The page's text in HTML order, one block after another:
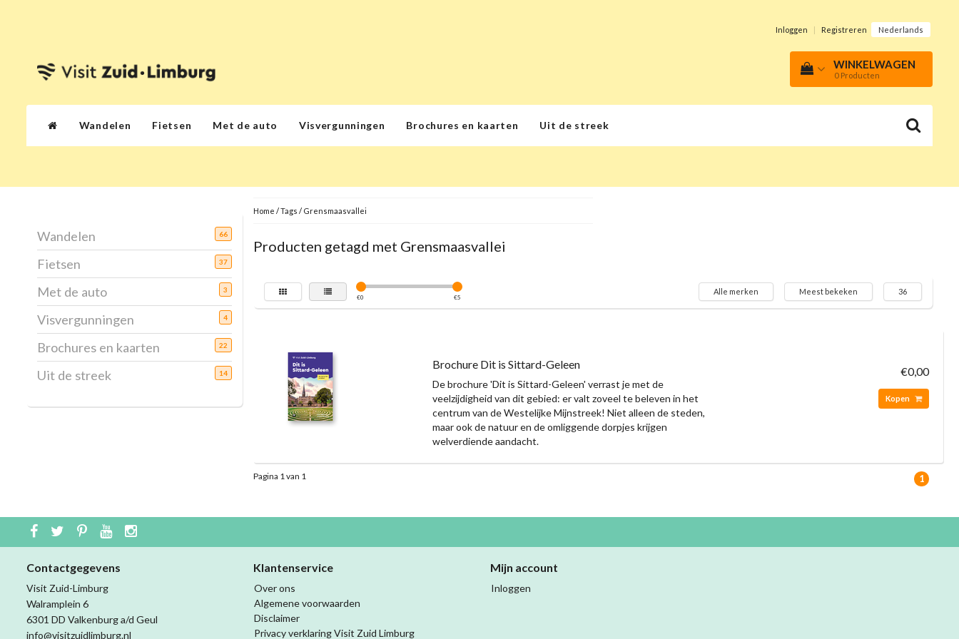
Inloggen | Registreren Nederlands
WINKELWAGEN
0 Producten
Wandelen Fietsen Met de auto Visvergunningen Brochures en kaarten Uit de streek
Wandelen 66
Fietsen 37
Met de auto 3
Visvergunningen 4
Brochures en kaarten 22
Uit de streek 14
Home /Tags / Grensmaasvallei
Producten getagd met Grensmaasvallei
€0 €5
Alle merken Meest bekeken 36
Brochure Dit is Sittard-Geleen
De brochure 'Dit is Sittard-Geleen' verrast je met de
veelzijdigheid van dit gebied: er valt zoveel te beleven in het
centrum van de Westelijke Mijnstreek! Niet alleen de steden,
maar ook de natuur en de omliggende dorpjes krijgen
welverdiende aandacht.
€0,00
Kopen
Pagina 1 van 1 1
Contactgegevens
Visit Zuid-Limburg
Walramplein 6
6301 DD Valkenburg a/d Geul
info@visitzuidlimburg.nl
Klantenservice
Over ons
Algemene voorwaarden
Disclaimer
Privacy verklaring Visit Zuid Limburg
Mijn account
Inloggen